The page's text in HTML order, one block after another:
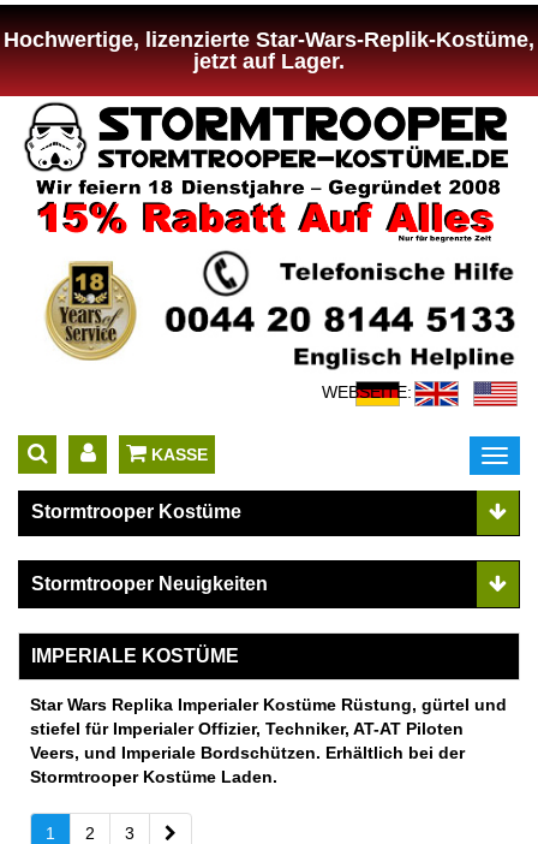
Hochwertige, lizenzierte Star-Wars-Replik-Kostüme,
jetzt auf Lager.
WEBSEITE:
KASSE
Stormtrooper Kostüme
Stormtrooper Neuigkeiten
IMPERIALE KOSTÜME
Star Wars Replika Imperialer Kostüme Rüstung, gürtel und
stiefel für Imperialer Offizier, Techniker, AT-AT Piloten
Veers, und Imperiale Bordschützen. Erhältlich bei der
Stormtrooper Kostüme Laden.
1 2 3